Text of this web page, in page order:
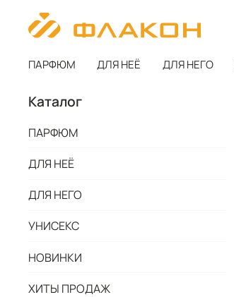
ПАРФЮМ ДЛЯ НЕЁ ДЛЯ НЕГО
Каталог
ПАРФЮМ
ДЛЯ НЕЁ
ДЛЯ НЕГО
УНИСЕКС
НОВИНКИ
ХИТЫ ПРОДАЖ